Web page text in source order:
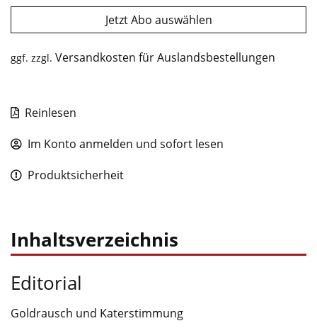
Jetzt Abo auswählen
ggf. zzgl. Versandkosten für Auslandsbestellungen
Reinlesen
Im Konto anmelden und sofort lesen
Produktsicherheit
Inhaltsverzeichnis
Editorial
Goldrausch und Katerstimmung